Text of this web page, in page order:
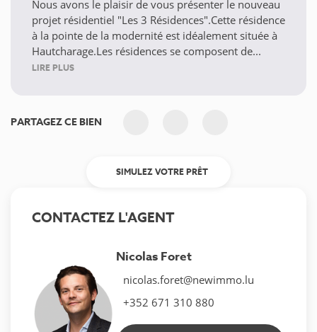
Nous avons le plaisir de vous présenter le nouveau
projet résidentiel "Les 3 Résidences".Cette résidence
à la pointe de la modernité est idéalement située à
Hautcharage.Les résidences se composent de...
LIRE PLUS
PARTAGEZ CE BIEN
SIMULEZ VOTRE PRÊT
CONTACTEZ L'AGENT
Nicolas Foret
nicolas.foret@newimmo.lu
+352 671 310 880